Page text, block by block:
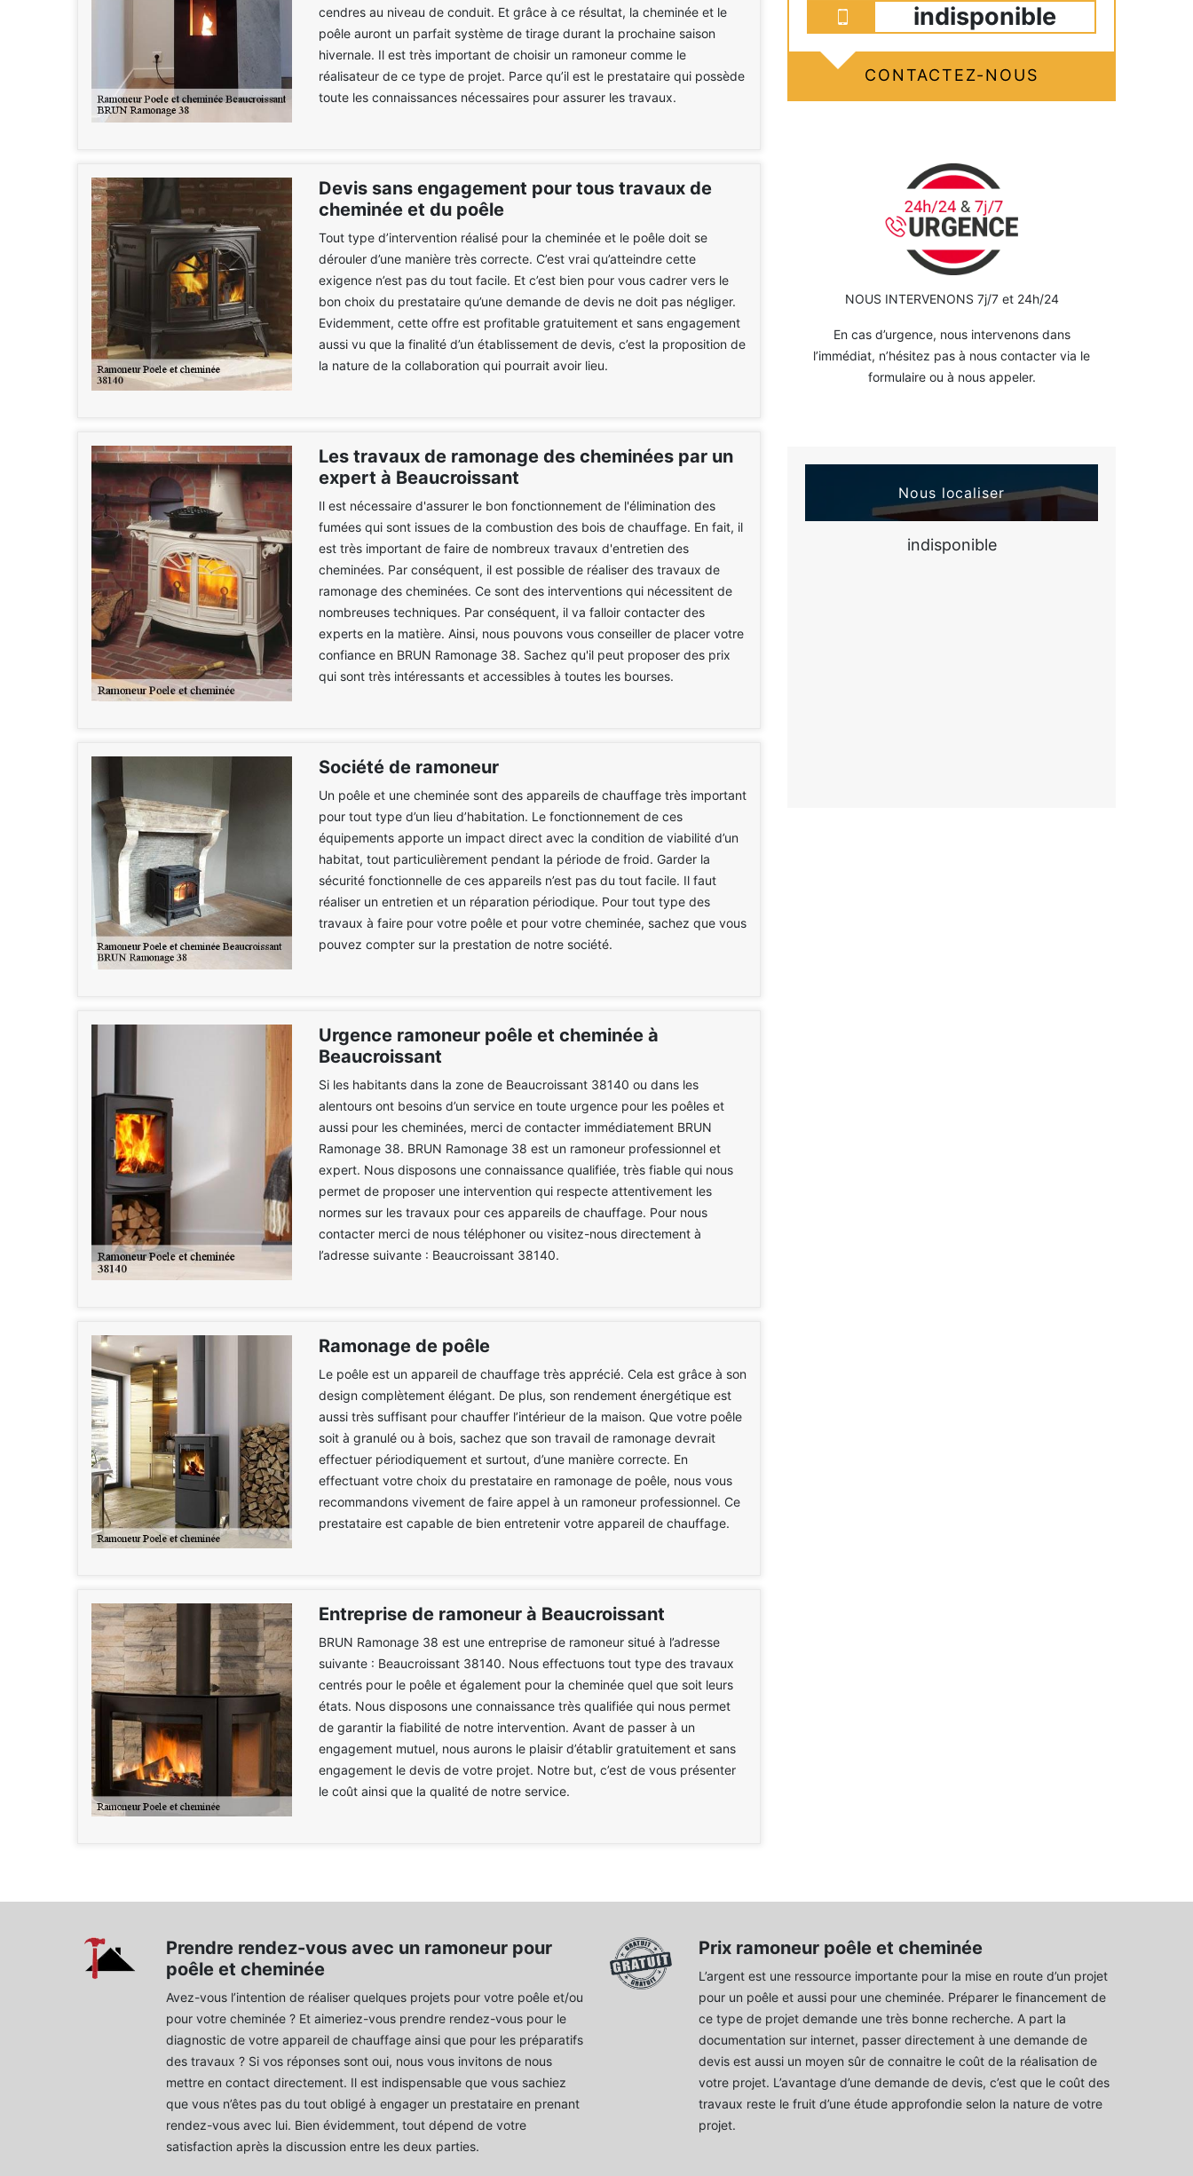
cendres au niveau de conduit. Et grâce à ce résultat, la cheminée et le
poêle auront un parfait système de tirage durant la prochaine saison
hivernale. Il est très important de choisir un ramoneur comme le
réalisateur de ce type de projet. Parce qu’il est le prestataire qui possède
toute les connaissances nécessaires pour assurer les travaux.
Devis sans engagement pour tous travaux de
cheminée et du poêle
Tout type d’intervention réalisé pour la cheminée et le poêle doit se
dérouler d’une manière très correcte. C’est vrai qu’atteindre cette
exigence n’est pas du tout facile. Et c’est bien pour vous cadrer vers le
bon choix du prestataire qu’une demande de devis ne doit pas négliger.
Evidemment, cette offre est profitable gratuitement et sans engagement
aussi vu que la finalité d’un établissement de devis, c’est la proposition de
la nature de la collaboration qui pourrait avoir lieu.
Les travaux de ramonage des cheminées par un
expert à Beaucroissant
Il est nécessaire d'assurer le bon fonctionnement de l'élimination des
fumées qui sont issues de la combustion des bois de chauffage. En fait, il
est très important de faire de nombreux travaux d'entretien des
cheminées. Par conséquent, il est possible de réaliser des travaux de
ramonage des cheminées. Ce sont des interventions qui nécessitent de
nombreuses techniques. Par conséquent, il va falloir contacter des
experts en la matière. Ainsi, nous pouvons vous conseiller de placer votre
confiance en BRUN Ramonage 38. Sachez qu'il peut proposer des prix
qui sont très intéressants et accessibles à toutes les bourses.
Société de ramoneur
Un poêle et une cheminée sont des appareils de chauffage très important
pour tout type d’un lieu d’habitation. Le fonctionnement de ces
équipements apporte un impact direct avec la condition de viabilité d’un
habitat, tout particulièrement pendant la période de froid. Garder la
sécurité fonctionnelle de ces appareils n’est pas du tout facile. Il faut
réaliser un entretien et un réparation périodique. Pour tout type des
travaux à faire pour votre poêle et pour votre cheminée, sachez que vous
pouvez compter sur la prestation de notre société.
Urgence ramoneur poêle et cheminée à
Beaucroissant
Si les habitants dans la zone de Beaucroissant 38140 ou dans les
alentours ont besoins d’un service en toute urgence pour les poêles et
aussi pour les cheminées, merci de contacter immédiatement BRUN
Ramonage 38. BRUN Ramonage 38 est un ramoneur professionnel et
expert. Nous disposons une connaissance qualifiée, très fiable qui nous
permet de proposer une intervention qui respecte attentivement les
normes sur les travaux pour ces appareils de chauffage. Pour nous
contacter merci de nous téléphoner ou visitez-nous directement à
l’adresse suivante : Beaucroissant 38140.
Ramonage de poêle
Le poêle est un appareil de chauffage très apprécié. Cela est grâce à son
design complètement élégant. De plus, son rendement énergétique est
aussi très suffisant pour chauffer l’intérieur de la maison. Que votre poêle
soit à granulé ou à bois, sachez que son travail de ramonage devrait
effectuer périodiquement et surtout, d’une manière correcte. En
effectuant votre choix du prestataire en ramonage de poêle, nous vous
recommandons vivement de faire appel à un ramoneur professionnel. Ce
prestataire est capable de bien entretenir votre appareil de chauffage.
Entreprise de ramoneur à Beaucroissant
BRUN Ramonage 38 est une entreprise de ramoneur situé à l’adresse
suivante : Beaucroissant 38140. Nous effectuons tout type des travaux
centrés pour le poêle et également pour la cheminée quel que soit leurs
états. Nous disposons une connaissance très qualifiée qui nous permet
de garantir la fiabilité de notre intervention. Avant de passer à un
engagement mutuel, nous aurons le plaisir d’établir gratuitement et sans
engagement le devis de votre projet. Notre but, c’est de vous présenter
le coût ainsi que la qualité de notre service.
indisponible
CONTACTEZ-NOUS
NOUS INTERVENONS 7j/7 et 24h/24
En cas d’urgence, nous intervenons dans
l’immédiat, n’hésitez pas à nous contacter via le
formulaire ou à nous appeler.
Nous localiser
indisponible
Prendre rendez-vous avec un ramoneur pour
poêle et cheminée
Avez-vous l’intention de réaliser quelques projets pour votre poêle et/ou
pour votre cheminée ? Et aimeriez-vous prendre rendez-vous pour le
diagnostic de votre appareil de chauffage ainsi que pour les préparatifs
des travaux ? Si vos réponses sont oui, nous vous invitons de nous
mettre en contact directement. Il est indispensable que vous sachiez
que vous n’êtes pas du tout obligé à engager un prestataire en prenant
rendez-vous avec lui. Bien évidemment, tout dépend de votre
satisfaction après la discussion entre les deux parties.
Prix ramoneur poêle et cheminée
L’argent est une ressource importante pour la mise en route d’un projet
pour un poêle et aussi pour une cheminée. Préparer le financement de
ce type de projet demande une très bonne recherche. A part la
documentation sur internet, passer directement à une demande de
devis est aussi un moyen sûr de connaitre le coût de la réalisation de
votre projet. L’avantage d’une demande de devis, c’est que le coût des
travaux reste le fruit d’une étude approfondie selon la nature de votre
projet.